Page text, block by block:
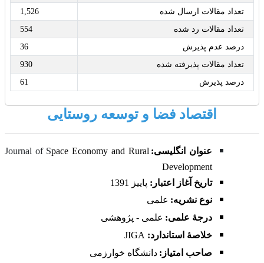
تعداد مقالات ارسال شده
1,526
تعداد مقالات رد شده
554
درصد عدم پذیرش
36
تعداد مقالات پذیرفته شده
930
درصد پذیرش
61
اقتصاد فضا و توسعه روستایی
عنوان انگلیسی: Journal of Space Economy and Rural
Development
تاریخ آغاز اعتبار: پاییز
1391
نوع نشریه: علمی
درجۀ علمی: علمی - پژوهشی
خلاصۀ استاندارد: JIGA
صاحب امتیاز: دانشگاه خوارزمی